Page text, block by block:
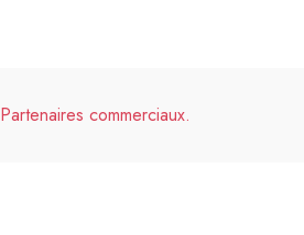
Partenaires commerciaux.